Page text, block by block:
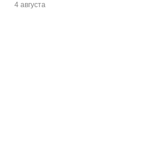
4 августа